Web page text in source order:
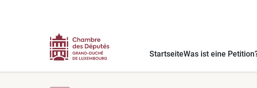
StartseiteWas ist eine